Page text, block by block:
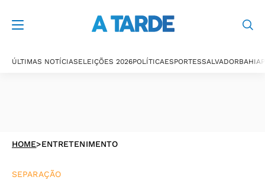
ÚLTIMAS NOTÍCIASELEIÇÕES 2026POLÍTICAESPORTESSALVADORBAHIA
HOME>ENTRETENIMENTO
SEPARAÇÃO